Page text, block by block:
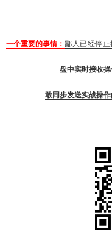
一个重要的事情： 鄙人已经停止
盘中实时接收
敢同步发送实战操